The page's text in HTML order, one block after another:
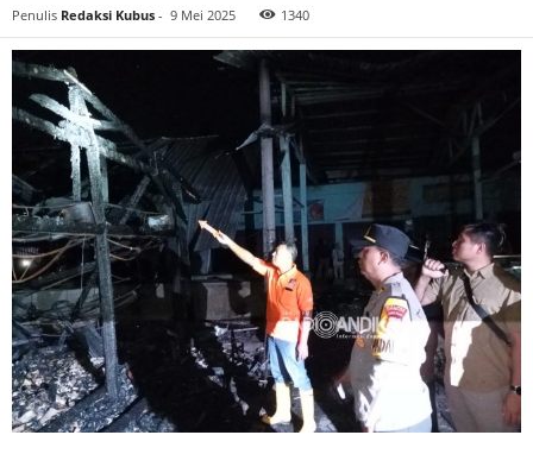
Penulis Redaksi Kubus - 9 Mei 2025 1340